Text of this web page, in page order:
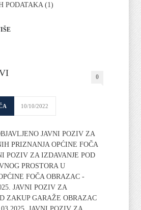
PODATAKA (1)
0
10/10/2022
JAVNI POZIV ZA
PRIZNANJA OPĆINE FOČA
POZIV ZA IZDAVANJE POD
PROSTORA U
FOČA OBRAZAC -
JAVNI POZIV ZA
ZAKUP GARAŽE OBRAZAC